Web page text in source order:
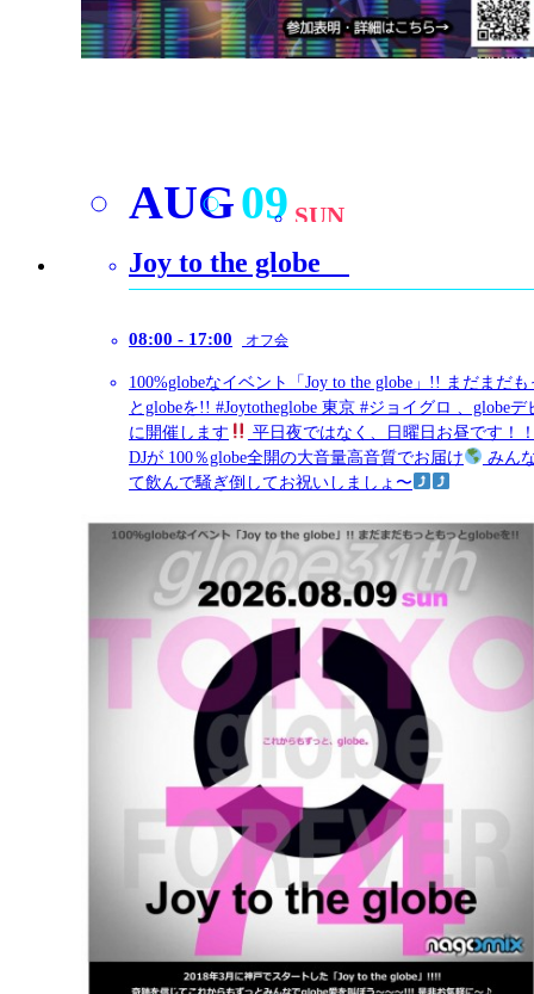
AUG12 WED
2026.08
アニクライブ
19:20 - 22:50
https://twipla.jp/events/737473 ライブ(現場)で盛り上が
ンや、 声優・アニソンアーティスト・二次元アイド
VTuber等の楽曲がたくさんかかる平日のアニクラ！
ライブ！！』 仕事でなかなかイベントにいけない人
イベントまで待ちきれない人も、 オタクの味方『ア
ブ！！』で 色んな音楽を楽しもう！